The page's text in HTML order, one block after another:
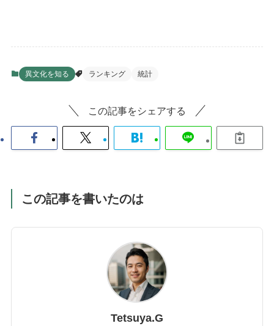
異文化を知る ランキング 統計
この記事をシェアする
この記事を書いたのは
Tetsuya.G